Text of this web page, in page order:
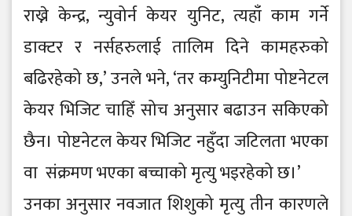
राख्ने केन्द्र, न्युवोर्न केयर युनिट, त्यहाँ काम गर्ने
डाक्टर र नर्सहरुलाई तालिम दिने कामहरुको
बढिरहेको छ,’ उनले भने, ‘तर कम्युनिटीमा पोष्टनेटल
केयर भिजिट चाहिँ सोच अनुसार बढाउन सकिएको
छैन। पोष्टनेटल केयर भिजिट नहुँदा जटिलता भएका
वा संक्रमण भएका बच्चाको मृत्यु भइरहेको छ।’
उनका अनुसार नवजात शिशुको मृत्यु तीन कारणले